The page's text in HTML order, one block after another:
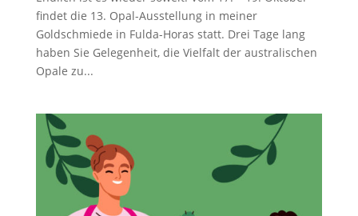
findet die 13. Opal-Ausstellung in meiner
Goldschmiede in Fulda-Horas statt. Drei Tage lang
haben Sie Gelegenheit, die Vielfalt der australischen
Opale zu...